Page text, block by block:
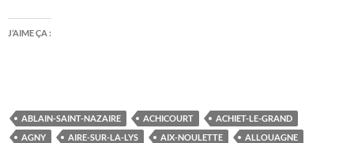
J’AIME ÇA :
ABLAIN-SAINT-NAZAIRE ACHICOURT
ACHIET-LE-GRAND
AGNY
AIRE-SUR-LA-LYS AIX-NOULETTE
ALLOUAGNE